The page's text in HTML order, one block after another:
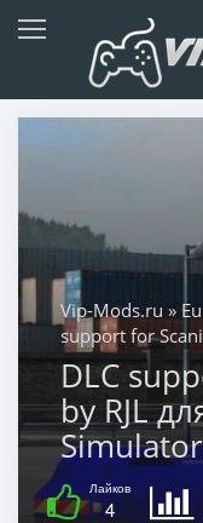
Vip-Mods.ru »
support for
DLC
by RJL
Лайков
4